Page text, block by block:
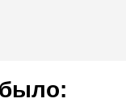
было: